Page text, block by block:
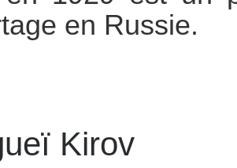
en Russie.
Kirov